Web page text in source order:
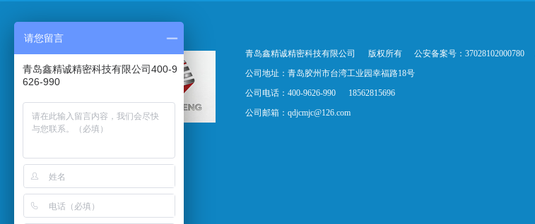
青岛鑫精诚精密科技有限公司 版权所有 公安备案号：37028102000780
公司地址：青岛胶州市台湾工业园幸福路18号
公司电话：400-9626-990
18562815696
公司邮箱： qdjcmjc@126.com
请您留言
青岛鑫精诚精密科技有限公司400-9
626-990